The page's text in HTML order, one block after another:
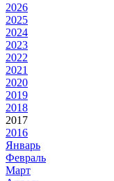
2026
2025
2024
2023
2022
2021
2020
2019
2018
2017
2016
Январь
Февраль
Март